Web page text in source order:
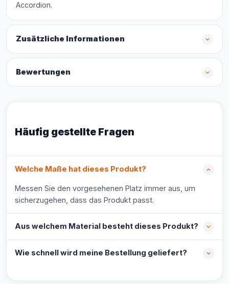
Accordion.
Zusätzliche Informationen
Bewertungen
Häufig gestellte Fragen
Welche Maße hat dieses Produkt?
Messen Sie den vorgesehenen Platz immer aus, um
sicherzugehen, dass das Produkt passt.
Aus welchem Material besteht dieses Produkt?
Wie schnell wird meine Bestellung geliefert?